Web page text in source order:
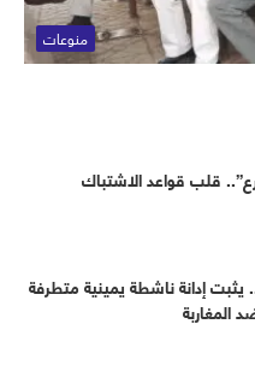
منوعات
قلب قواعد الاشتباك
يثبت إدانة ناشطة يمينية متطرفة
المغاربة